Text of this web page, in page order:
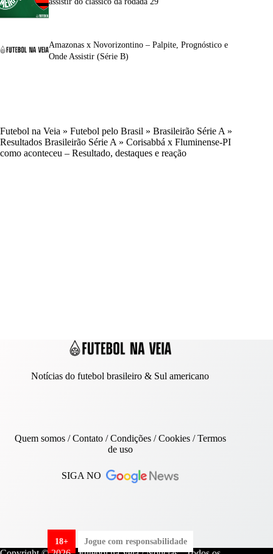
Amazonas x Novorizontino – Palpite, Prognóstico e
Onde Assistir (Série B)
Futebol na Veia » Futebol pelo Brasil » Brasileirão Série A »
Resultados Brasileirão Série A » Corisabbá x Fluminense-PI
como aconteceu – Resultado, destaques e reação
Notícias do futebol brasileiro & Sul americano
Quem somos/Contato/ Condições /Cookies/Termos
de uso
SIGA NO
18+ Jogue com responsabilidade